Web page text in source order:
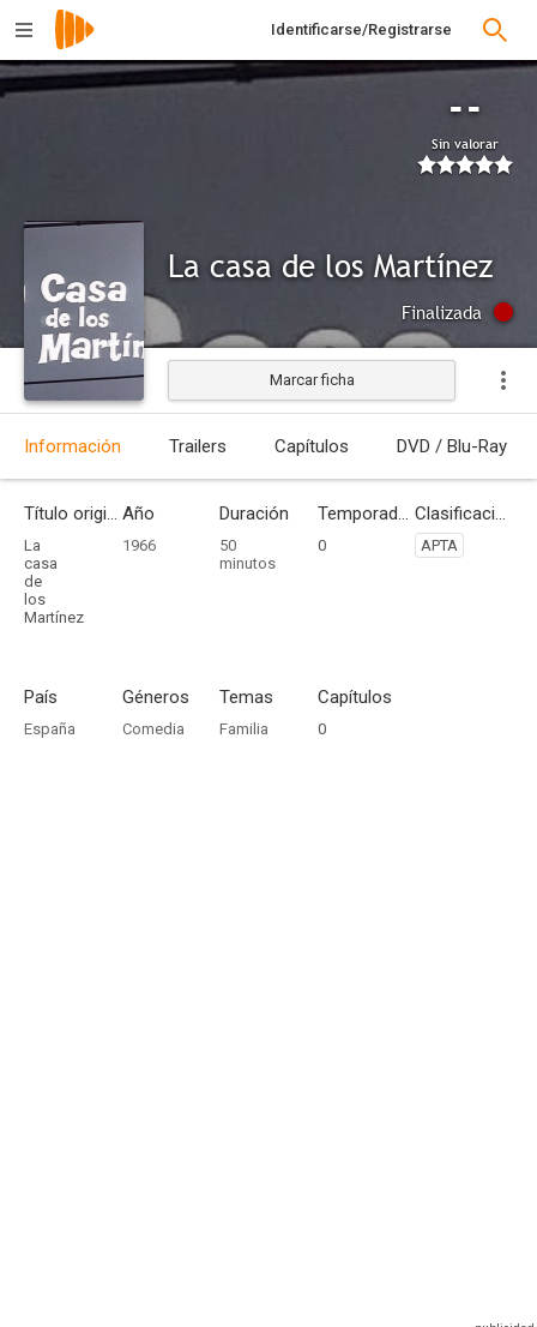
Identificarse/Registrarse
--
Sin valorar
La casa de los Martínez
Finalizada
Marcar ficha
Información Trailers Capítulos DVD / Blu-Ray
Título original
La
casa
de
los
Martínez
Año
1966
Duración
50
minutos
Temporadas
0
Clasificación por edades
APTA
País
España
Géneros
Comedia
Temas
Familia
Capítulos
0